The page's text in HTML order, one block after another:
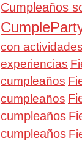
Cumpleaños
con actividades
experiencias
cumpleaños
cumpleaños
cumpleaños
cumpleaños